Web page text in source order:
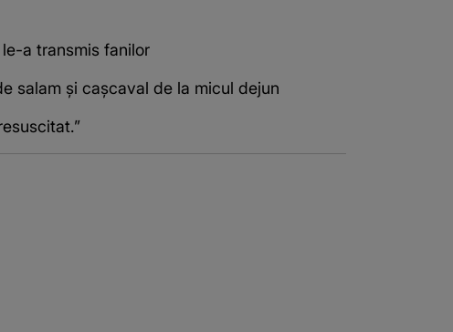
a transmis fanilor
salam și cașcaval de la micul dejun